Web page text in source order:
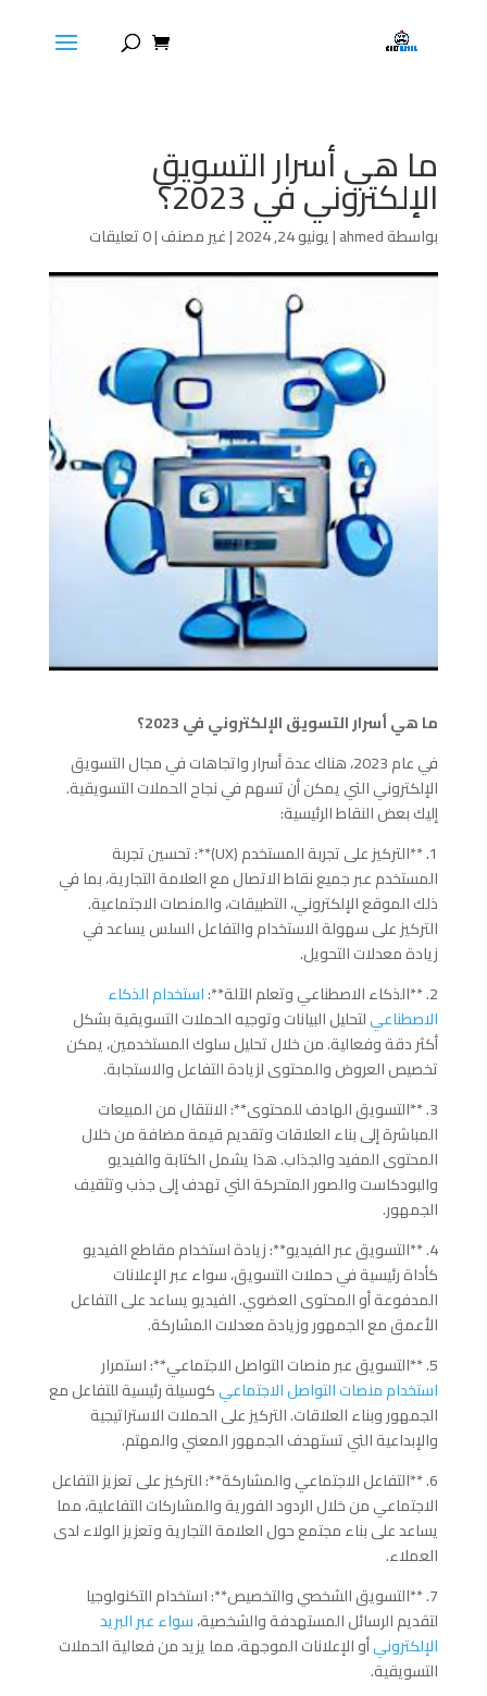
ما هي أسرار التسويق
الإلكتروني في 2023؟
بواسطةahmed
|يونيو 24, 2024 |غير مصنف|0 تعليقات
ما هي أسرار التسويق الإلكتروني في 2023؟
في عام 2023، هناك عدة أسرار واتجاهات في مجال التسويق
الإلكتروني التي يمكن أن تسهم في نجاح الحملات التسويقية.
إليك بعض النقاط الرئيسية:
1. **التركيز على تجربة المستخدم (UX)**: تحسين تجربة
المستخدم عبر جميع نقاط الاتصال مع العلامة التجارية، بما في
ذلك الموقع الإلكتروني، التطبيقات، والمنصات الاجتماعية.
التركيز على سهولة الاستخدام والتفاعل السلس يساعد في
زيادة معدلات التحويل.
2. **الذكاء الاصطناعي وتعلم الآلة**:
استخدام الذكاء
الاصطناعيلتحليل البيانات وتوجيه الحملات التسويقية بشكل
أكثر دقة وفعالية. من خلال تحليل سلوك المستخدمين، يمكن
تخصيص العروض والمحتوى لزيادة التفاعل والاستجابة.
3. **التسويق الهادف للمحتوى**: الانتقال من المبيعات
المباشرة إلى بناء العلاقات وتقديم قيمة مضافة من خلال
المحتوى المفيد والجذاب. هذا يشمل الكتابة والفيديو
والبودكاست والصور المتحركة التي تهدف إلى جذب وتثقيف
الجمهور.
4. **التسويق عبر الفيديو**: زيادة استخدام مقاطع الفيديو
كأداة رئيسية في حملات التسويق، سواء عبر الإعلانات
المدفوعة أو المحتوى العضوي. الفيديو يساعد على التفاعل
الأعمق مع الجمهور وزيادة معدلات المشاركة.
5. **التسويق عبر منصات التواصل الاجتماعي**: استمرار
استخدام منصات التواصل الاجتماعيكوسيلة رئيسية للتفاعل مع
الجمهور وبناء العلاقات. التركيز على الحملات الاستراتيجية
والإبداعية التي تستهدف الجمهور المعني والمهتم.
6. **التفاعل الاجتماعي والمشاركة**: التركيز على تعزيز التفاعل
الاجتماعي من خلال الردود الفورية والمشاركات التفاعلية، مما
يساعد على بناء مجتمع حول العلامة التجارية وتعزيز الولاء لدى
العملاء.
7. **التسويق الشخصي والتخصيص**: استخدام التكنولوجيا
لتقديم الرسائل المستهدفة والشخصية،سواء عبر البريد
الإلكترونيأو الإعلانات الموجهة، مما يزيد من فعالية الحملات
التسويقية.